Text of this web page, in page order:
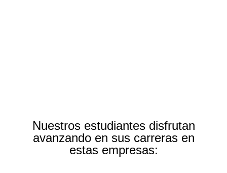
Nuestros estudiantes disfrutan
avanzando en sus carreras en
estas empresas: